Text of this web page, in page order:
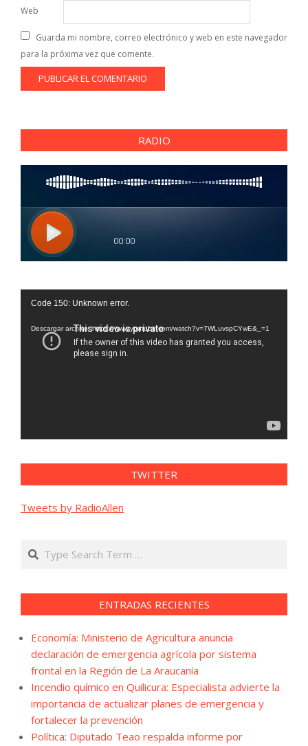
Web
Guarda mi nombre, correo electrónico y web en este navegador
para la próxima vez que comente.
RADIO
Reproductor
vídeo
Code 150: Unknown error.
Descargar archivo: https://www.youtube.com/watch?v=7WLuvspCYwE&_=1
TWITTER
Tweets by RadioAllen
Search
ENTRADAS RECIENTES
Economía: Ministerio de Agricultura anuncia
declaración de emergencia agrícola por sistema
frontal en la Región de La Araucanía
Incendio químico en Quilicura: Especialista advierte la
importancia de actualizar planes de emergencia y
fortalecer la prevención
Política: Diputado Teao respalda informe por